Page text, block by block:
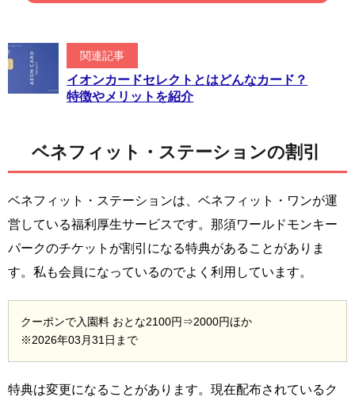
関連記事
イオンカードセレクトとはどんなカード？
特徴やメリットを紹介
ベネフィット・ステーションの割引
ベネフィット・ステーションは、ベネフィット・ワンが運
営している福利厚生サービスです。那須ワールドモンキー
パークのチケットが割引になる特典があることがありま
す。私も会員になっているのでよく利用しています。
クーポンで入園料 おとな2100円⇒2000円ほか
※2026年03月31日まで
特典は変更になることがあります。現在配布されているク